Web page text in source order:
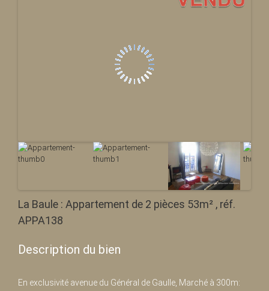
La Baule : Appartement de 2 pièces 53m² , réf.
APPA138
Description du bien
En exclusivité avenue du Général de Gaulle, Marché à 300m: